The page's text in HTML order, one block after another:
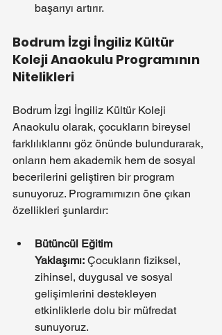
başarıyı artırır.
Bodrum İzgi İngiliz Kültür
Koleji Anaokulu Programının
Nitelikleri
Bodrum İzgi İngiliz Kültür Koleji
Anaokulu olarak, çocukların bireysel
farklılıklarını göz önünde bulundurarak,
onların hem akademik hem de sosyal
becerilerini geliştiren bir program
sunuyoruz. Programımızın öne çıkan
özellikleri şunlardır:
Bütüncül Eğitim
Yaklaşımı: Çocukların fiziksel,
zihinsel, duygusal ve sosyal
gelişimlerini destekleyen
etkinliklerle dolu bir müfredat
sunuyoruz.